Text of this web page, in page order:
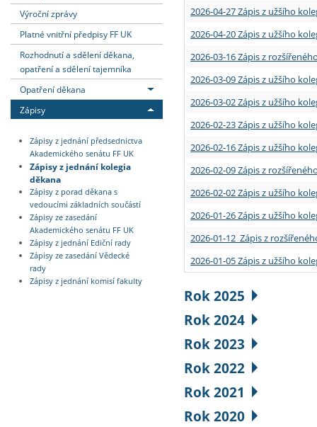
Absolventi fakulty
Vyjíždějící zaměstnanci
Výroční zprávy
Platné vnitřní předpisy FF UK
Rozhodnutí a sdělení děkana,
opatření a sdělení tajemníka
Opatření děkana
Zápisy
Zápisy z jednání předsednictva
Akademického senátu FF UK
Zápisy z jednání kolegia
děkana
Zápisy z porad děkana s
vedoucími základních součástí
Zápisy ze zasedání
Akademického senátu FF UK
Zápisy z jednání Ediční rady
Zápisy ze zasedání Vědecké
rady
Zápisy z jednání komisí fakulty
2026-04-27 Zápis z užšího
2026-04-20 Zápis z užšího
2026-03-16 Zápis z
2026-03-09 Zápis z užšího
2026-03-02 Zápis z užšího
2026-02-23 Zápis z užšího
2026-02-16 Zápis z užšího
2026-02-09 Zápis z
2026-02-02 Zápis z užšího
2026-01-26 Zápis z užšího
2026-01-12 Zápis z
2026-01-05 Zápis z užšího
Rok 2025
Rok 2024
Rok 2023
Rok 2022
Rok 2021
Rok 2020